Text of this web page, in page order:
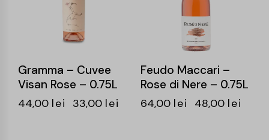
Gramma – Cuvee
Visan Rose – 0.75L
44,00 lei 33,00 lei
Feudo Maccari –
Rose di Nere – 0.75L
64,00 lei 48,00 lei